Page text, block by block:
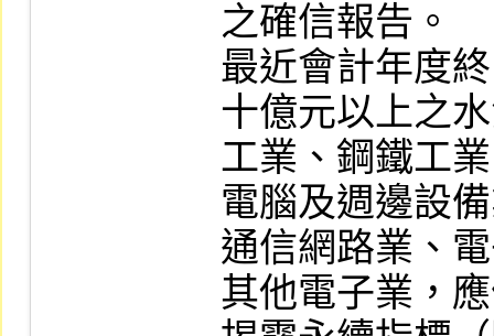
之確信報告。
最近會計年度
十億元以上之
工業、鋼鐵工
電腦及週邊設
通信網路業、
其他電子業，